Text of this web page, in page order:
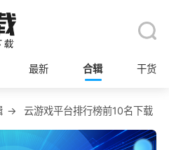
最新 合辑 干货
→ 云游戏平台排行榜前10名下载